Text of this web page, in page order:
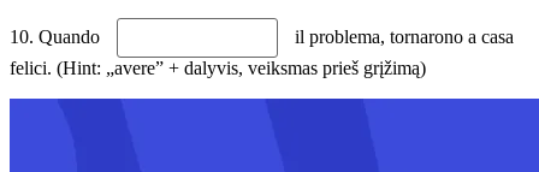
10. Quando
il problema, tornarono a casa
felici. (Hint: „avere” + dalyvis, veiksmas prieš grįžimą)